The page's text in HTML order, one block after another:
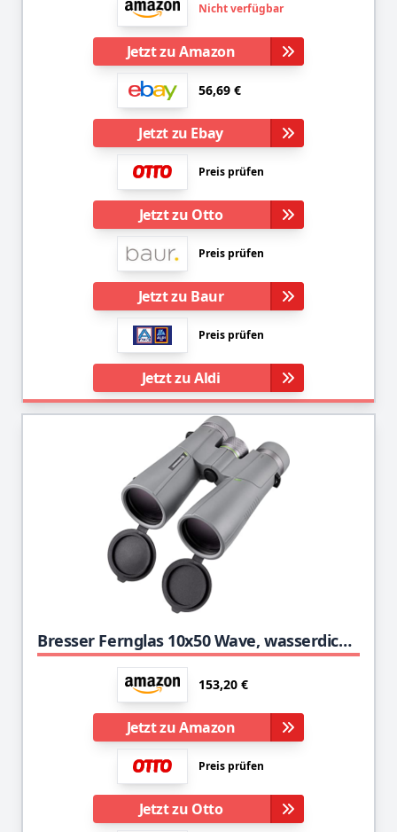
Nicht verfügbar
Jetzt zu Amazon
56,69 €
Jetzt zu Ebay
Preis prüfen
Jetzt zu Otto
Preis prüfen
Jetzt zu Baur
Preis prüfen
Jetzt zu Aldi
Bresser Fernglas 10x50 Wave, wasserdicht, mit BaK-4-Glas, UR-Vergütung und Brillenträgerokularen, geeignet für den Einsatz in der Dämmerung und Astronomie, 1331050, Grau
153,20 €
Jetzt zu Amazon
Preis prüfen
Jetzt zu Otto